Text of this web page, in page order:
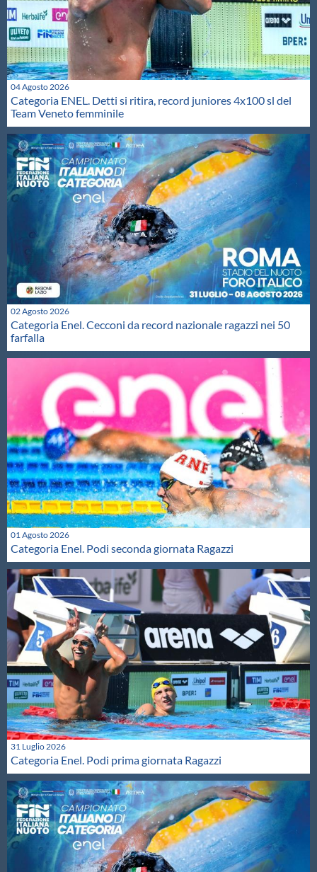
04 Agosto 2026
Categoria ENEL. Detti si ritira, record juniores 4x100 sl del
Team Veneto femminile
02 Agosto 2026
Categoria Enel. Cecconi da record nazionale ragazzi nei 50
farfalla
01 Agosto 2026
Categoria Enel. Podi seconda giornata Ragazzi
31 Luglio 2026
Categoria Enel. Podi prima giornata Ragazzi